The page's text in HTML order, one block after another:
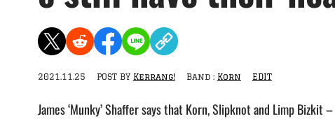
2021.11.25 POST BY Kerrang! Band : Korn EDIT
James ‘Munky’ Shaffer says that Korn, Slipknot and Limp